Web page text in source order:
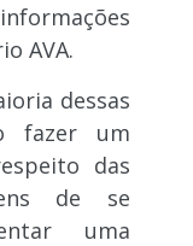
AVA.
dessas
fazer um
das
de se
uma